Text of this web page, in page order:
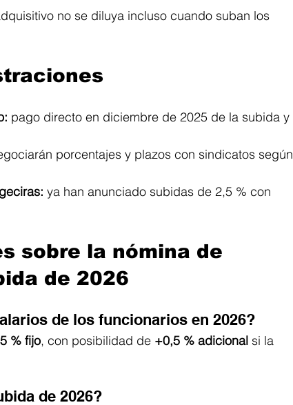
no se diluya incluso cuando suban los
pago directo en diciembre de 2025 de la subida y
porcentajes y plazos con sindicatos según
ya han anunciado subidas de 2,5 % con
sobre la nómina de
de 2026
de los funcionarios en 2026?
% fijo, con posibilidad de +0,5 % adicional si la
de 2026?